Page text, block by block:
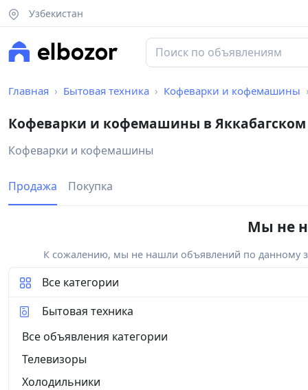
Узбекистан
Главная Бытовая техника Кофеварки и кофемашины
Кофеварки и кофемашины в
Кофеварки и кофемашины
Продажа Покупка
Мы не
К сожалению, мы не нашли объявлений по данному
Все категории
Бытовая техника
Все объявления категории
Телевизоры
Холодильники